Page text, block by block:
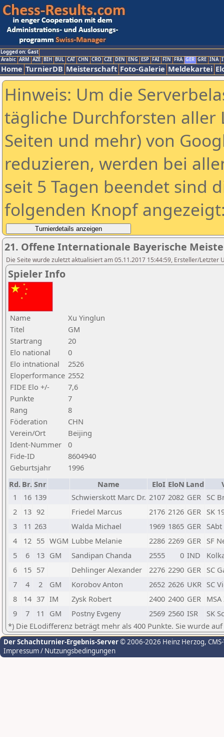
Logged on: Gast
Arabic ARM AZE BIH BUL CAT CHN CRO CZE DEN ENG ESP FAI FIN FRA GER GRE INA
Home TurnierDB Meisterschaft Foto-Galerie Meldekartei
Hinweis: Um die
tägliche Durchforsten aller
Seiten und mehr) von
reduzieren, werden bei
seit 5 Tagen beendet sind
folgenden Knopf
21. Offene Internationale Bayerische
Die Seite wurde zuletzt aktualisiert am 05.11.2017 15:44:59, Ersteller/Letzter
Spieler Info
Name
Xu Yinglun
Titel
GM
Startrang
20
Elo national
0
Elo intnational
2526
Eloperformance 2552
FIDE Elo +/-
7,6
Punkte
7
Rang
8
Föderation
CHN
Verein/Ort
Beijing
Ident-Nummer
0
Fide-ID
8604940
Geburtsjahr
1996
Rd. Br. Snr Name EloI EloN Land
1
16 139 Schwierskott Marc Dr. 2107 2082 GER SC
2
13 92 Friedel Marcus 2176 2126 GER SK
3
11 263 Walda Michael 1969 1865 GER
4
12 55 WGM Lubbe Melanie 2286 2269 GER SF
5
6 13 GM Sandipan Chanda 2555 0 IND
6
15 57 Dehlinger Alexander 2276 2290 GER SC
7
4 2 GM Korobov Anton 2652 2626 UKR SC
8
14 37 IM Zysk Robert 2400 2400 GER
9
7 11 GM Postny Evgeny 2569 2560 ISR
SK
*) Die ELodifferenz beträgt mehr als 400 Punkte. Sie wurde
Der Schachturnier-Ergebnis-Server© 2006-2026 Heinz Herzog,
Impressum / Nutzungsbedingungen